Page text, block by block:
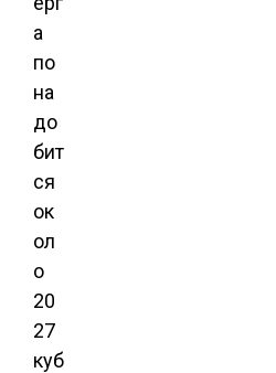
а
по
на
до
бит
ся
ок
ол
о
20
27
куб